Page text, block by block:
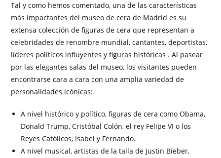
Tal y como hemos comentado, una de las características
más impactantes del museo de cera de Madrid es su
extensa colección de figuras de cera que representan a
celebridades de renombre mundial, cantantes, deportistas,
líderes políticos influyentes y figuras históricas . Al pasear
por las elegantes salas del museo, los visitantes pueden
encontrarse cara a cara con una amplia variedad de
personalidades icónicas:
A nivel histórico y político, figuras de cera como Obama,
Donald Trump, Cristóbal Colón, el rey Felipe VI o los
Reyes Católicos, Isabel y Fernando.
A nivel musical, artistas de la talla de Justin Bieber,